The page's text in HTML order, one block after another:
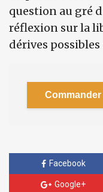
question au gré
réflexion sur la
dérives
Commander
Facebook
Google+